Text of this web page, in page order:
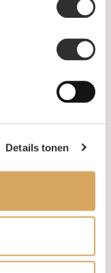
Details tonen